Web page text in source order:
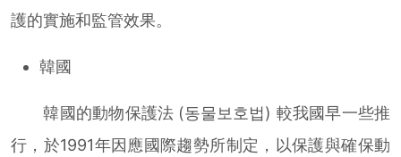
護的實施和監管效果。
韓國
韓國的動物保護法 (동물보호법) 較我國早一些推
行，於1991年因應國際趨勢所制定，以保護與確保動